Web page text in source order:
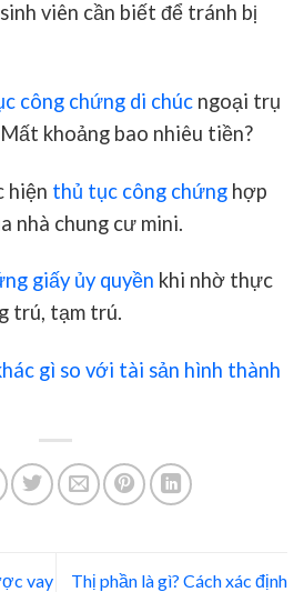
viên cần biết để tránh bị
công chứng di chúc ngoại trụ
khoảng bao nhiêu tiền?
hiện thủ tục công chứng hợp
nhà chung cư mini.
giấy ủy quyền khi nhờ thực
trú, tạm trú.
gì so với tài sản hình thành
vay
Thị phần là gì? Cách xác định